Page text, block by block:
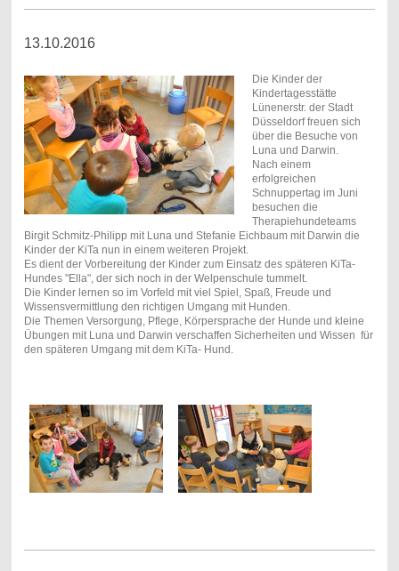
13.10.2016
Die Kinder der
Kindertagesstätte
Lünenerstr. der Stadt
Düsseldorf freuen sich
über die Besuche von
Luna und Darwin.
Nach einem
erfolgreichen
Schnuppertag im Juni
besuchen die
Therapiehundeteams
Birgit Schmitz-Philipp mit Luna und Stefanie Eichbaum mit Darwin die
Kinder der KiTa nun in einem weiteren Projekt.
Es dient der Vorbereitung der Kinder zum Einsatz des späteren KiTa-
Hundes "Ella", der sich noch in der Welpenschule tummelt.
Die Kinder lernen so im Vorfeld mit viel Spiel, Spaß, Freude und
Wissensvermittlung den richtigen Umgang mit Hunden.
Die Themen Versorgung, Pflege, Körpersprache der Hunde und kleine
Übungen mit Luna und Darwin verschaffen Sicherheiten und Wissen für
den späteren Umgang mit dem KiTa- Hund.